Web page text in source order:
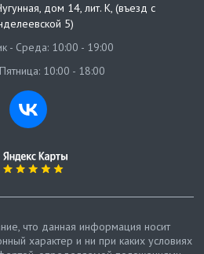
дом 14, лит. К, (въезд с
5)
- Среда: 10:00 - 19:00
10:00 - 18:00
что данная информация носит
характер и ни при каких условиях